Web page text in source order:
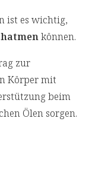
ist es wichtig,
können.
zur
Körper mit
beim
Ölen sorgen.